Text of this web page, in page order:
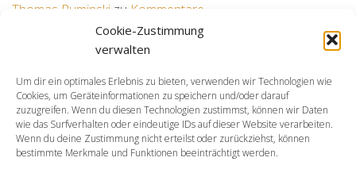
Cookie-Zustimmung
verwalten
Um dir ein optimales Erlebnis zu bieten, verwenden wir Technologien wie
Cookies, um Geräteinformationen zu speichern und/oder darauf
zuzugreifen. Wenn du diesen Technologien zustimmst, können wir Daten
wie das Surfverhalten oder eindeutige IDs auf dieser Website verarbeiten.
Wenn du deine Zustimmung nicht erteilst oder zurückziehst, können
bestimmte Merkmale und Funktionen beeinträchtigt werden.
Thomas Ruminski zu Kommentare
Kommentare
WEITERE LINKS
KSV
BSH
LSN